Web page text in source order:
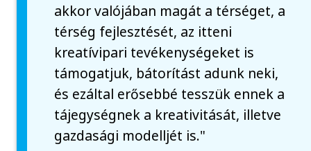
akkor valójában magát a térséget, a
térség fejlesztését, az itteni
kreatívipari tevékenységeket is
támogatjuk, bátorítást adunk neki,
és ezáltal erősebbé tesszük ennek a
tájegységnek a kreativitását, illetve
gazdasági modelljét is."